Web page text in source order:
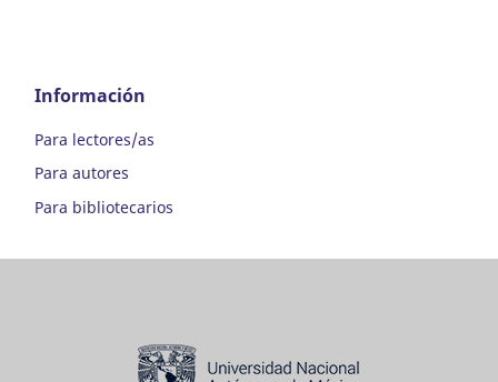
Información
Para lectores/as
Para autores
Para bibliotecarios